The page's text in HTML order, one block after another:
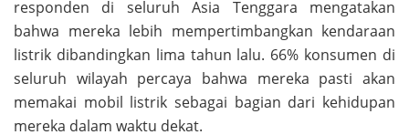
responden di seluruh Asia Tenggara mengatakan
bahwa mereka lebih mempertimbangkan kendaraan
listrik dibandingkan lima tahun lalu. 66% konsumen di
seluruh wilayah percaya bahwa mereka pasti akan
memakai mobil listrik sebagai bagian dari kehidupan
mereka dalam waktu dekat.